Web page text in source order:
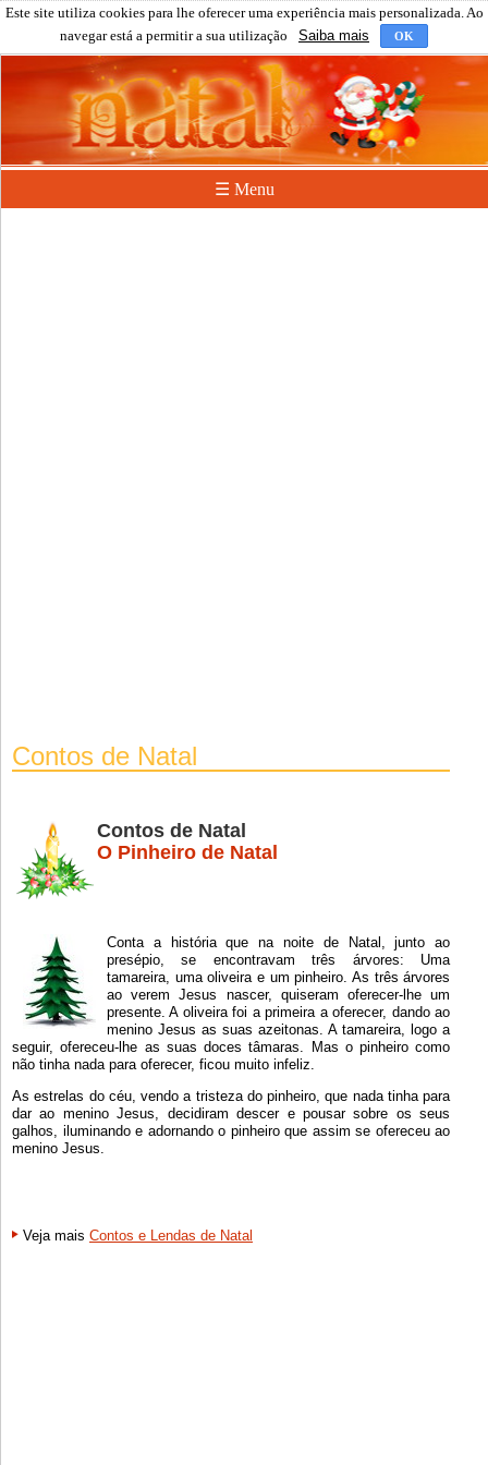
Este site utiliza cookies para lhe oferecer uma experiência mais personalizada. Ao
navegar está a permitir a sua utilização
Saiba mais OK
☰ Menu
Contos de Natal
Contos de Natal
O Pinheiro de Natal
Conta a história que na noite de Natal, junto ao
presépio, se encontravam três árvores: Uma
tamareira, uma oliveira e um pinheiro. As três árvores
ao verem Jesus nascer, quiseram oferecer-lhe um
presente. A oliveira foi a primeira a oferecer, dando ao
menino Jesus as suas azeitonas. A tamareira, logo a
seguir, ofereceu-lhe as suas doces tâmaras. Mas o pinheiro como
não tinha nada para oferecer, ficou muito infeliz.
As estrelas do céu, vendo a tristeza do pinheiro, que nada tinha para
dar ao menino Jesus, decidiram descer e pousar sobre os seus
galhos, iluminando e adornando o pinheiro que assim se ofereceu ao
menino Jesus.
Veja mais Contos e Lendas de Natal